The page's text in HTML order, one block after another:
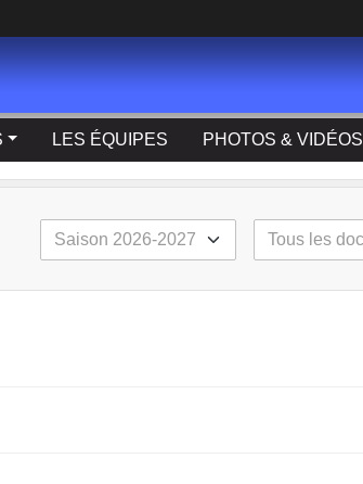
LES ÉQUIPES PHOTOS & VIDÉOS